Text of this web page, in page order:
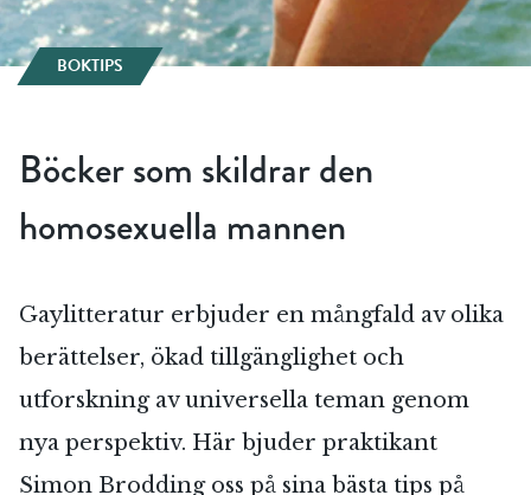
BOKTIPS
Böcker som skildrar den
homosexuella mannen
Gaylitteratur erbjuder en mångfald av olika
berättelser, ökad tillgänglighet och
utforskning av universella teman genom
nya perspektiv. Här bjuder praktikant
Simon Brodding oss på sina bästa tips på